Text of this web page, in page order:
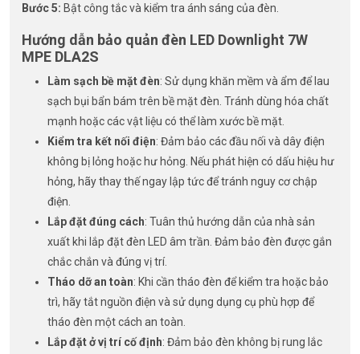
Bước 5: Bật công tắc và kiểm tra ánh sáng của đèn.
Hướng dẫn bảo quản đèn LED Downlight 7W
MPE DLA2S
Làm sạch bề mặt đèn: Sử dụng khăn mềm và ẩm để lau
sạch bụi bẩn bám trên bề mặt đèn. Tránh dùng hóa chất
mạnh hoặc các vật liệu có thể làm xước bề mặt.
Kiểm tra kết nối điện: Đảm bảo các đầu nối và dây điện
không bị lỏng hoặc hư hỏng. Nếu phát hiện có dấu hiệu hư
hỏng, hãy thay thế ngay lập tức để tránh nguy cơ chập
điện.
Lắp đặt đúng cách: Tuân thủ hướng dẫn của nhà sản
xuất khi lắp đặt đèn LED âm trần. Đảm bảo đèn được gắn
chắc chắn và đúng vị trí.
Tháo dỡ an toàn: Khi cần tháo đèn để kiểm tra hoặc bảo
trì, hãy tắt nguồn điện và sử dụng dụng cụ phù hợp để
tháo đèn một cách an toàn.
Lắp đặt ở vị trí cố định: Đảm bảo đèn không bị rung lắc